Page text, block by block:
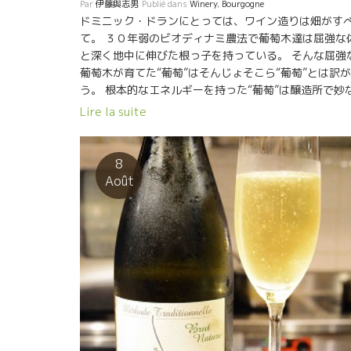
Par伊藤與志男 Publié dans Winery, Bourgogne
ドミニック・ドランにとっては、ワイン造りは畑がす
て。 ３０年弱のビオディナミ農法で葡萄木達は屈強な
と深く地中に伸びた根っ子を持っている。 そんな屈強
葡萄木が育てた“葡萄”はそんじょそこら“葡萄”とは訳
う。 根本的なエネルギーを持った“葡萄”は醸造所で妙
テクニックを必要としない。 収穫した葡萄を冷やすこ
に葡萄を冷やす作業） 天と地のエネルギーの含有量が
ップリ葡萄に詰まっている。 バクテリアに対しての抵
力、葡萄自身の治癒能力が違う。 発酵槽の下に入
葡萄は除梗して、やや潰す。その上に除梗しない葡萄
を丸ごと入れる。 更にその上に除梗した葡萄を入れる
ともある。 下部の除梗・破砕したジュースが即発酵開
するので、二酸化炭素CO2を注入する必要もない。 勿
論、SO2酸化防止剤などは入れる必要が全くない。全
の自然、無添加、発酵槽に入れるのは 葡萄のみ。 除
古木や上級Cuveなどは手で葡萄粒を茎からとる作業
ている。 （写真）：丸い枠がついた網の上に葡萄をお
て葡萄を転がすと粒だけが下に落ちていく。 （手作業
Lire la suite
8
Août